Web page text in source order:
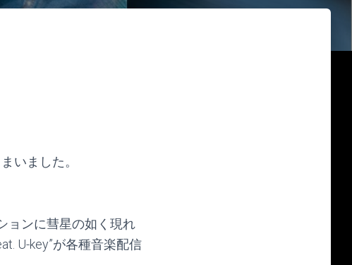
いました。
ョンに彗星の如く現れ
U-key”が各種音楽配信